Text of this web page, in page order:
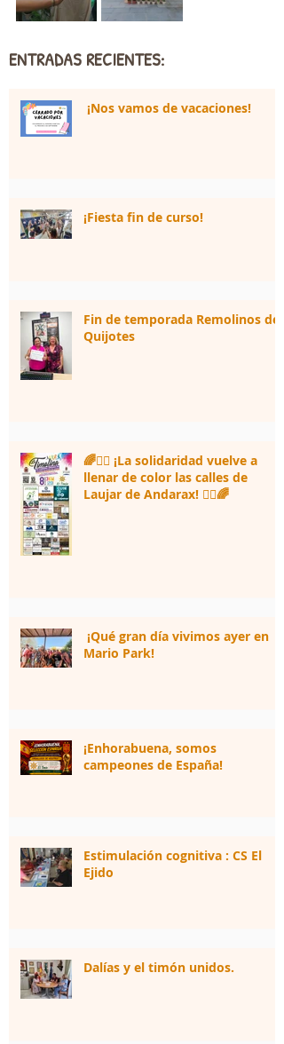
ENTRADAS RECIENTES:
¡Nos vamos de vacaciones!
¡Fiesta fin de curso!
Fin de temporada Remolinos de
Quijotes
🌈🏃‍♀️ ¡La solidaridad vuelve a
llenar de color las calles de
Laujar de Andarax! 🏃‍♂️🌈
¡Qué gran día vivimos ayer en
Mario Park!
¡Enhorabuena, somos
campeones de España!
Estimulación cognitiva : CS El
Ejido
Dalías y el timón unidos.